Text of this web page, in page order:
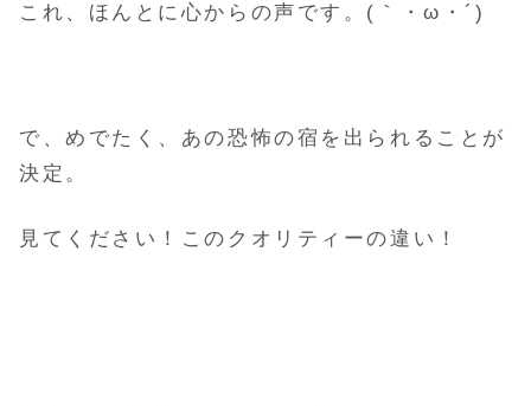
これ、ほんとに心からの声です。(｀・ω・´)ゞ
で、めでたく、あの恐怖の宿を出られることが
決定。
見てください！このクオリティーの違い！